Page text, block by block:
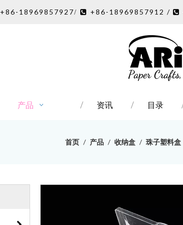
+86-18969857927/  +86-18969857912 / 
产品 资讯 目录
首页 / 产品 / 收纳盒 / 珠子塑料盒